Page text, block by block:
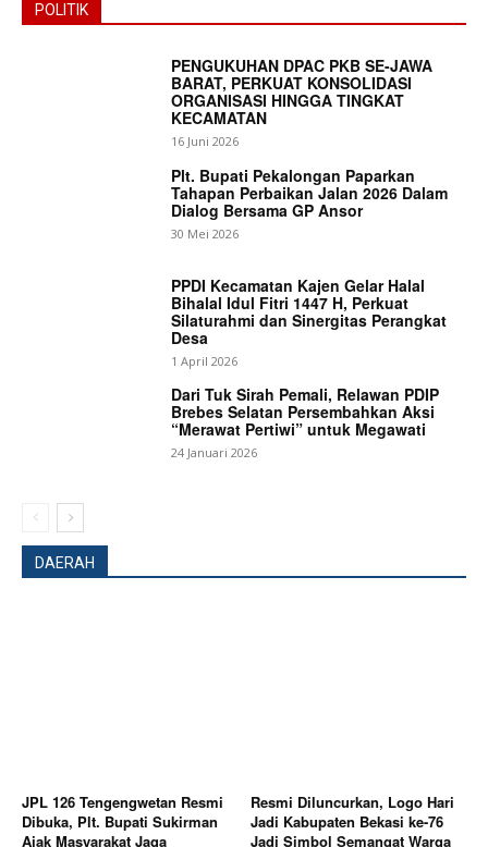
POLITIK
PENGUKUHAN DPAC PKB SE-JAWA
BARAT, PERKUAT KONSOLIDASI
ORGANISASI HINGGA TINGKAT
KECAMATAN
16 Juni 2026
Plt. Bupati Pekalongan Paparkan
Tahapan Perbaikan Jalan 2026 Dalam
Dialog Bersama GP Ansor
30 Mei 2026
PPDI Kecamatan Kajen Gelar Halal
Bihalal Idul Fitri 1447 H, Perkuat
Silaturahmi dan Sinergitas Perangkat
Desa
1 April 2026
Dari Tuk Sirah Pemali, Relawan PDIP
Brebes Selatan Persembahkan Aksi
“Merawat Pertiwi” untuk Megawati
24 Januari 2026
DAERAH
JPL 126 Tengengwetan Resmi
Dibuka, Plt. Bupati Sukirman
Ajak Masyarakat Jaga
Resmi Diluncurkan, Logo Hari
Jadi Kabupaten Bekasi ke-76
Jadi Simbol Semangat Warga